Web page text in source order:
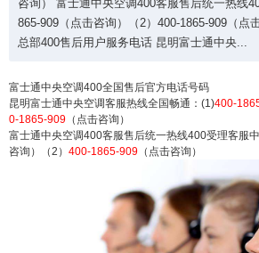
咨询） 富士通中央空调400客服售后统一热线
865-909（点击咨询）（2）400-1865-909（点
总部400售后用户服务电话 昆明富士通中央...
富士通中央空调400全国售后官方电话号码
昆明富士通中央空调客服热线全国畅通：(1)400-
0-1865-909 （点击咨询）
富士通中央空调400客服售后统一热线400受理客服
咨询）（2） 400-1865-909 （点击咨询）
昆明富士通中央空调售后
富士通中央空调400全国售后官方
士通中央空调客服热线全国畅通
（点击咨询）（2）400-1865-
士通中央空调400客服售后统一
心(1)400-1865-909（点击咨询）